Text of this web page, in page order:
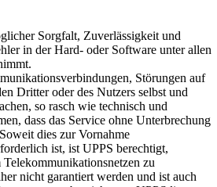
Sorgfalt, Zuverlässigkeit und
in der Hard- oder Software unter allen
Störungen auf
Dritter oder des Nutzers selbst und
so rasch wie technisch und
dass das Service ohne Unterbrechung
dies zur Vornahme
ist, ist UPPS berechtigt,
zu
nicht garantiert werden und ist auch